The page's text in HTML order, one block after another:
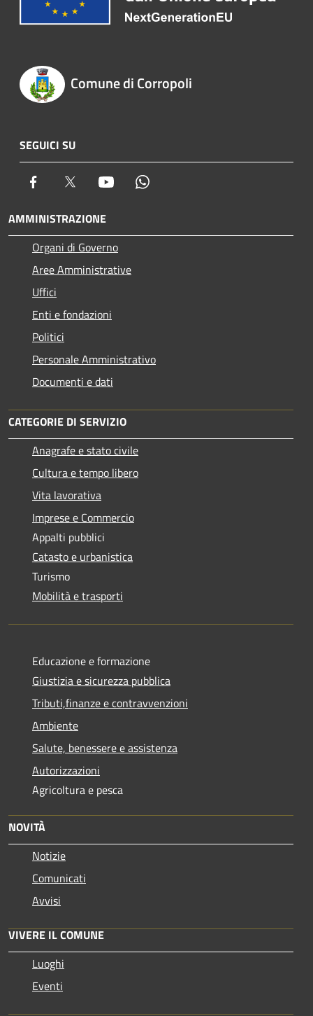
Comune di Corropoli
SEGUICI SU
Facebook Twitter Youtube
AMMINISTRAZIONE
Organi di Governo
Aree Amministrative
Uffici
Enti e fondazioni
Politici
Personale Amministrativo
Documenti e dati
CATEGORIE DI SERVIZIO
Anagrafe e stato civile
Cultura e tempo libero
Vita lavorativa
Imprese e Commercio
Appalti pubblici
Catasto e urbanistica
Turismo
Mobilità e trasporti
Educazione e formazione
Giustizia e sicurezza pubblica
Tributi,finanze e contravvenzioni
Ambiente
Salute, benessere e assistenza
Autorizzazioni
Agricoltura e pesca
NOVITÀ
Notizie
Comunicati
Avvisi
VIVERE IL COMUNE
Luoghi
Eventi